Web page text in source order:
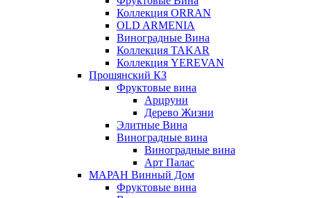
Коллекция ORRAN
OLD ARMENIA
Виноградные Вина
Коллекция TAKAR
Коллекция YEREVAN
Прошянский КЗ
Фруктовые вина
Арцруни
Дерево Жизни
Элитные Вина
Виноградные вина
Виноградные вина
Арт Палас
МАРАН Винный Дом
Фруктовые вина